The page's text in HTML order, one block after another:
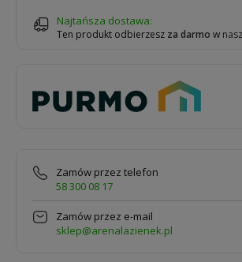
Najtańsza dostawa:
Ten produkt odbierzesz za darmo w
Zamów przez telefon
58 300 08 17
Zamów przez e-mail
sklep@arenalazienek.pl